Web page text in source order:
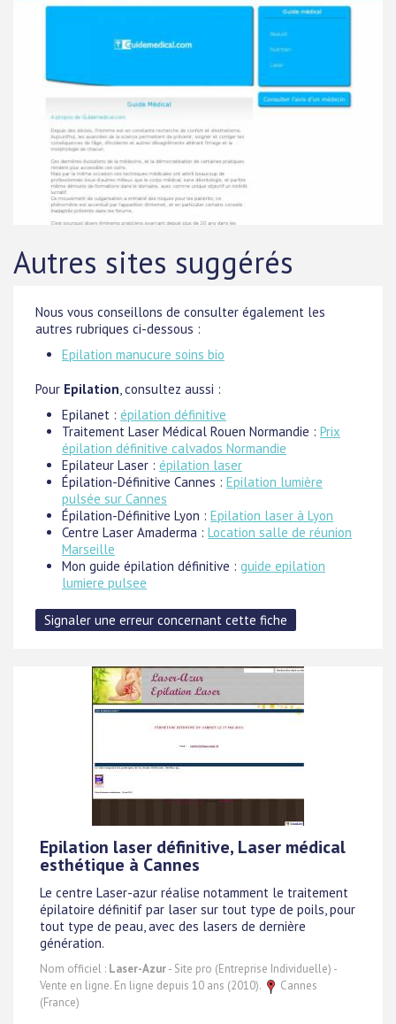
Autres sites suggérés
Nous vous conseillons de consulter également les
autres rubriques ci-dessous :
Epilation manucure soins bio
Pour Epilation, consultez aussi :
Epilanet : épilation définitive
Traitement Laser Médical Rouen Normandie : Prix
épilation définitive calvados Normandie
Epilateur Laser : épilation laser
Épilation-Définitive Cannes : Epilation lumière
pulsée sur Cannes
Épilation-Définitive Lyon : Epilation laser à Lyon
Centre Laser Amaderma : Location salle de réunion
Marseille
Mon guide épilation définitive : guide epilation
lumiere pulsee
Epilation laser définitive, Laser médical
esthétique à Cannes
Le centre Laser-azur réalise notamment le traitement
épilatoire définitif par laser sur tout type de poils, pour
tout type de peau, avec des lasers de dernière
génération.
Nom officiel : Laser-Azur- Site pro (Entreprise Individuelle) -
Vente en ligne. En ligne depuis 10 ans (2010).
Cannes
(France)